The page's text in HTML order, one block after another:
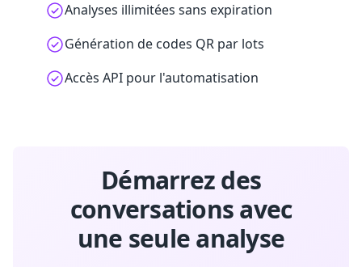
Analyses illimitées sans expiration
Génération de codes QR par lots
Accès API pour l'automatisation
Démarrez des
conversations avec
une seule analyse